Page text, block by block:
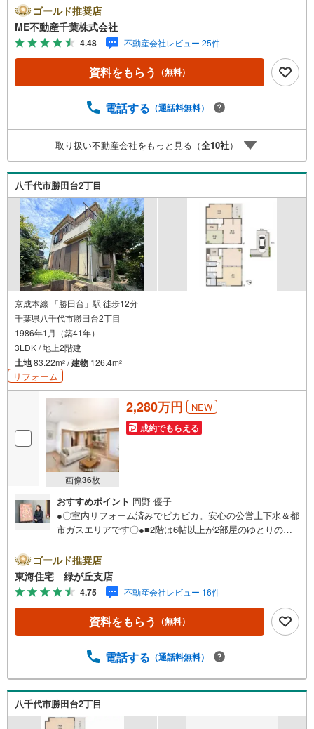
送迎無料！頭金なし・銀行比較＆相談可！ テレビで紹介さ
れた『やどかリッチ』使えます！豊かに過ごすには『イン
テリア』家具や家電と『エクステリア』カーポートや楽し
める庭、この充実度で変わってきます。これらを一括で購
入でき、その代金を住宅ローンに組み込むことが可能なサ
ービス、それがやどかリッチです。 頭金0円でもOK！（諸
の？疾病ってなに？ローン組めるかな？」わからないこと
ーンの組み方、知らないと損する税金のこと等トータルで
サポート致します！
ゴールド推奨店
ME不動産千葉株式会社
4.48 不動産会社レビュー 25件
資料をもらう （無料）
電話する （通話料無料）
取り扱い不動産会社をもっと見る（全10社）
八千代市勝田台2丁目
京成本線 「勝田台」駅 徒歩12分
千葉県八千代市勝田台2丁目
1986年1月（築41年）
3LDK / 地上2階建
土地83.22m2 /建物 126.4m2
リフォーム
画像36枚
2,280万円 NEW
成約でもらえる
おすすめポイント 岡野 優子
●〇室内リフォーム済みでピカピカ。安心の公営上下水＆都
市ガスエリアです〇●■2階は6帖以上が2部屋のゆとりの間
スグにお引渡し可能です。
ゴールド推奨店
東海住宅 緑が丘支店
4.75 不動産会社レビュー 16件
資料をもらう （無料）
電話する （通話料無料）
八千代市勝田台2丁目